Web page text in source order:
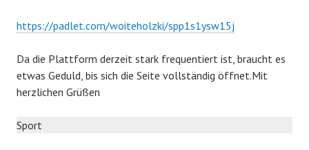
https://padlet.com/woiteholzki/spp1s1ysw15j
Da die Plattform derzeit stark frequentiert ist, braucht es
etwas Geduld, bis sich die Seite vollständig öffnet.Mit
herzlichen Grüßen
Sport